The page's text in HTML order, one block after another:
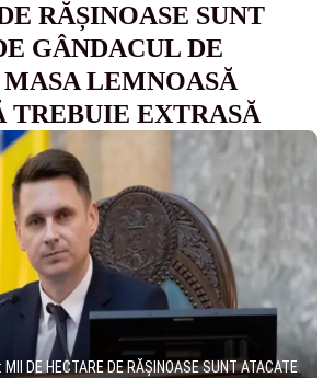
RĂȘINOASE SUNT
GÂNDACUL DE
LEMNOASĂ
TREBUIE EXTRASĂ
MII DE HECTARE DE RĂȘINOASE SUNT ATACATE